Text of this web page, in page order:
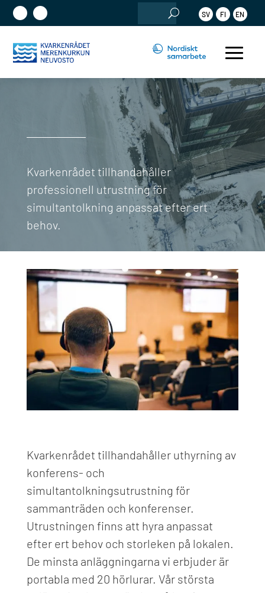
efter:
SV FI EN
Kvarkenrådet tillhandahåller
professionell utrustning för
simultantolkning anpassat efter ert
behov.
Kvarkenrådet tillhandahåller uthyrning av
konferens- och
simultantolkningsutrustning för
sammanträden och konferenser.
Utrustningen finns att hyra anpassat
efter ert behov och storleken på lokalen.
De minsta anläggningarna vi erbjuder är
portabla med 20 hörlurar. Vår största